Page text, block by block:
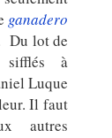
ganadero
Du lot de
sifflés à
Luque
Il faut
autres